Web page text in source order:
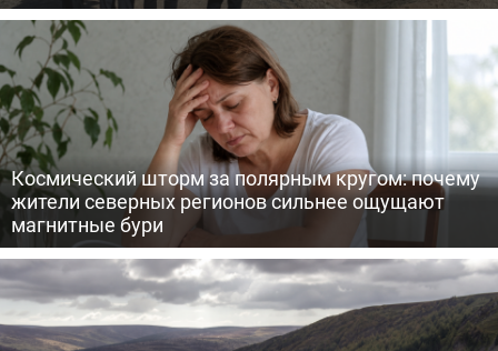
Космический шторм за полярным кругом: почему
жители северных регионов сильнее ощущают
магнитные бури